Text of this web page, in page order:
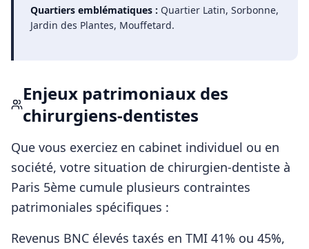
Quartiers emblématiques : Quartier Latin, Sorbonne,
Jardin des Plantes, Mouffetard.
Enjeux patrimoniaux des
chirurgiens-dentistes
Que vous exerciez en cabinet individuel ou en
société, votre situation de chirurgien-dentiste à
Paris 5ème cumule plusieurs contraintes
patrimoniales spécifiques :
Revenus BNC élevés taxés en TMI 41% ou 45%,